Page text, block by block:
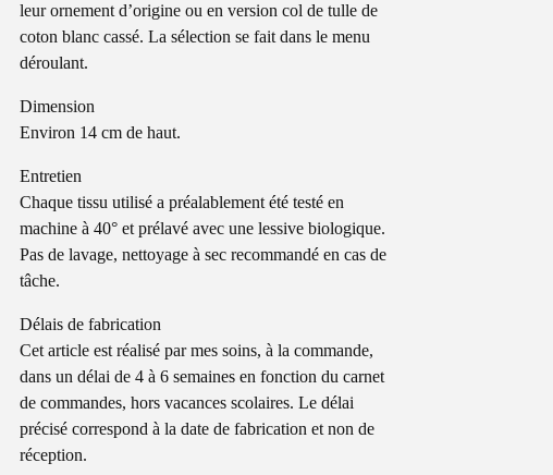
leur ornement d’origine ou en version col de tulle de
coton blanc cassé. La sélection se fait dans le menu
déroulant.
Dimension
Environ 14 cm de haut.
Entretien
Chaque tissu utilisé a préalablement été testé en
machine à 40° et prélavé avec une lessive biologique.
Pas de lavage, nettoyage à sec recommandé en cas de
tâche.
Délais de fabrication
Cet article est réalisé par mes soins, à la commande,
dans un délai de 4 à 6 semaines en fonction du carnet
de commandes, hors vacances scolaires. Le délai
précisé correspond à la date de fabrication et non de
réception.